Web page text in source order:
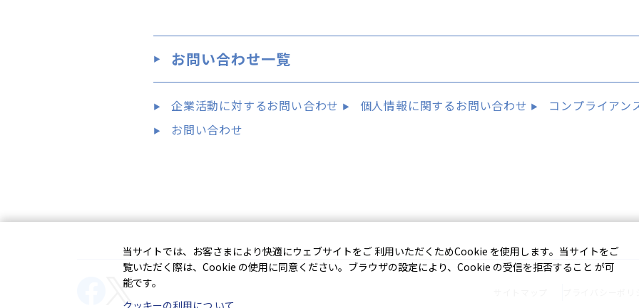
お問い合わせ一覧
企業活動に対するお問い合わせ
お問い合わせ
個人情報に関するお問い合わせ コンプライアン
当サイトでは、お客さまにより快適にウェブサイトをご 利用いただくためCookie を使用します。当サイトをご
覧いただく際は、Cookie の使用に同意ください。ブラウザの設定により、Cookie の受信を拒否すること が可
能です。
クッキーの利用につ いて